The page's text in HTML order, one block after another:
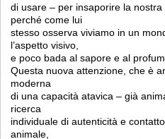
di usare – per insaporire la nostra
perché come lui
stesso osserva viviamo in un
l’aspetto visivo,
e poco bada al sapore e al
Questa nuova attenzione, che è
moderna
di una capacità atavica – già
ricerca
individuale di autenticità e
animale,